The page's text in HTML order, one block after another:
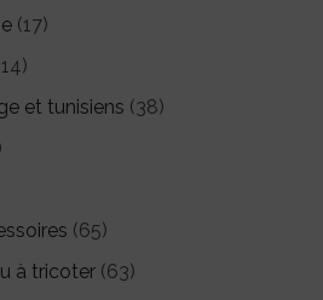
(17)
et tunisiens (38)
(65)
à tricoter (63)